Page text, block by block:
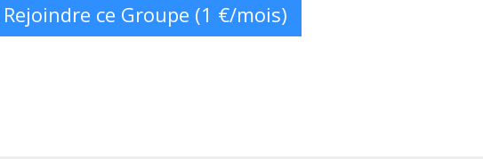
Rejoindre ce Groupe (1 €/mois)